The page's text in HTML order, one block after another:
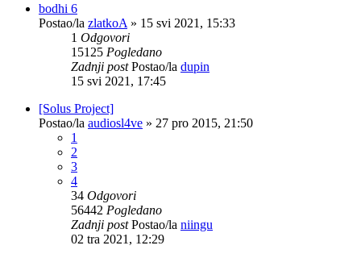
bodhi 6
Postao/la zlatkoA » 15 svi 2021, 15:33
1 Odgovori
15125 Pogledano
Zadnji postPostao/la dupin
15 svi 2021, 17:45
[Solus Project]
Postao/la audiosl4ve » 27 pro 2015, 21:50
1
2
3
4
34 Odgovori
56442 Pogledano
Zadnji postPostao/la niingu
02 tra 2021, 12:29